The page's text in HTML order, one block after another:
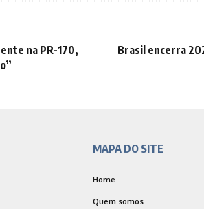
na PR-170,
Brasil encerra
MAPA DO SITE
Home
Quem somos